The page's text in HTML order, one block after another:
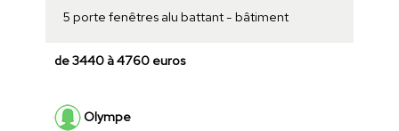
5 porte fenêtres alu battant - bâtiment
de 3440 à 4760 euros
Olympe